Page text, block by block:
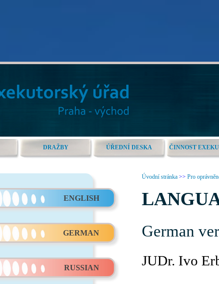
DRAŽBY ÚŘEDNÍ DESKA ČINNOST
ENGLISH
GERMAN
RUSSIAN
Úvodní stránka >> Pro
German
JUDr. Ivo